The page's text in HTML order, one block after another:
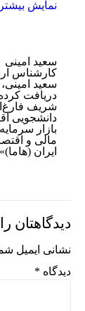
نمایش بیشتر
سعید امینی
کارشناس
سعید
دریافت
شریف
دانشجویی
بازار
مالی و
ایران (هاما)»
دیدگاهتان
نشانی ایمیل
دیدگاه *